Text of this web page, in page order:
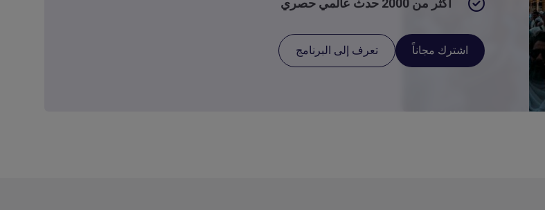
أكثر من 2000 حدث عالمي حصري
اشترك مجاناً تعرف إلى البرنامج